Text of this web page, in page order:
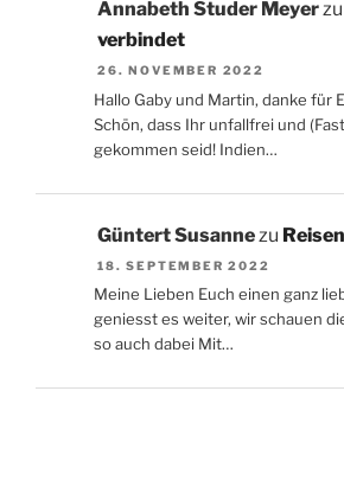
Annabeth Studer Meyerzu
verbindet
26. NOVEMBER 2022
Hallo Gaby und Martin, danke für
Schön, dass Ihr unfallfrei und
gekommen seid! Indien…
Güntert Susannezu
18. SEPTEMBER 2022
Meine Lieben Euch einen ganz
geniesst es weiter, wir schauen
so auch dabei Mit…